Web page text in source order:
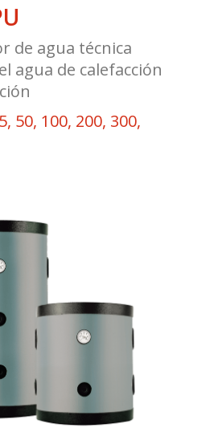
de agua técnica
agua de calefacción
50, 100, 200, 300,